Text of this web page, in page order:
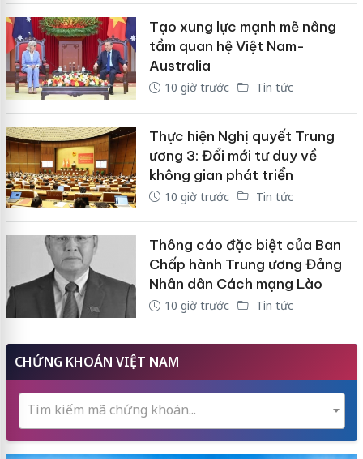
Tạo xung lực mạnh mẽ nâng
tầm quan hệ Việt Nam-
Australia
10 giờ trước Tin tức
Thực hiện Nghị quyết Trung
ương 3: Đổi mới tư duy về
không gian phát triển
10 giờ trước Tin tức
Thông cáo đặc biệt của Ban
Chấp hành Trung ương Đảng
Nhân dân Cách mạng Lào
10 giờ trước Tin tức
CHỨNG KHOÁN VIỆT NAM
Tìm kiếm mã chứng khoán...